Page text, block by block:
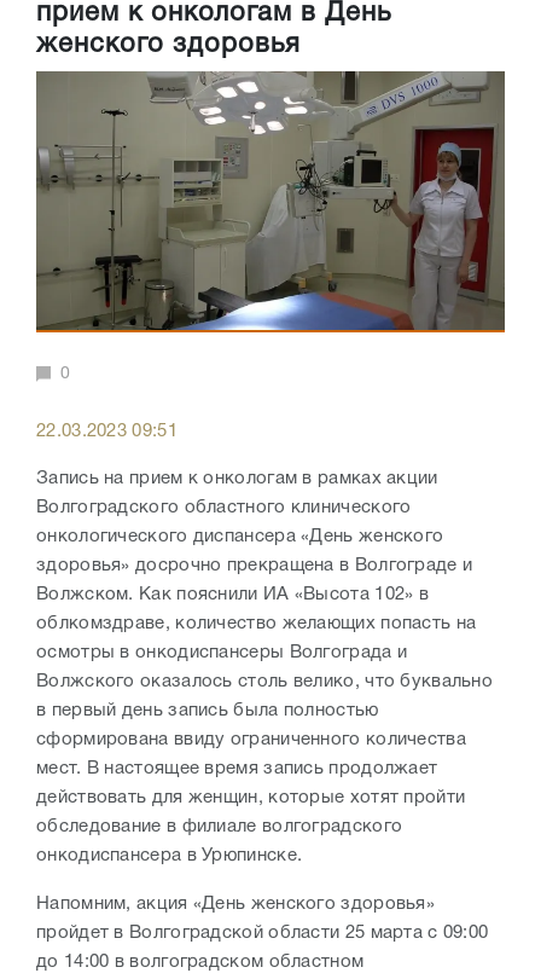
прием к онкологам в День
женского здоровья
0
22.03.2023 09:51
Запись на прием к онкологам в рамках акции
Волгоградского областного клинического
онкологического диспансера «День женского
здоровья» досрочно прекращена в Волгограде и
Волжском. Как пояснили ИА «Высота 102» в
облкомздраве, количество желающих попасть на
осмотры в онкодиспансеры Волгограда и
Волжского оказалось столь велико, что буквально
в первый день запись была полностью
сформирована ввиду ограниченного количества
мест. В настоящее время запись продолжает
действовать для женщин, которые хотят пройти
обследование в филиале волгоградского
онкодиспансера в Урюпинске.
Напомним, акция «День женского здоровья»
пройдет в Волгоградской области 25 марта с 09:00
до 14:00 в волгоградском областном